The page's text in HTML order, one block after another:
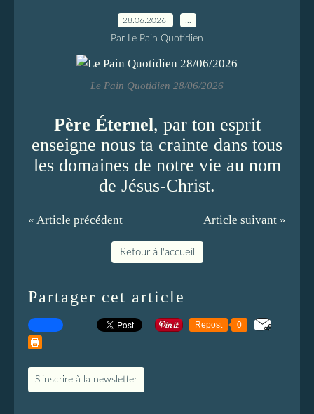
28.06.2026
Par Le Pain Quotidien
Le Pain Quotidien 28/06/2026
Père Éternel, par ton esprit
enseigne nous ta crainte dans tous
les domaines de notre vie au nom
de Jésus-Christ.
« Article précédent Article suivant »
Retour à l'accueil
Partager cet article
Repost 0
S'inscrire à la newsletter